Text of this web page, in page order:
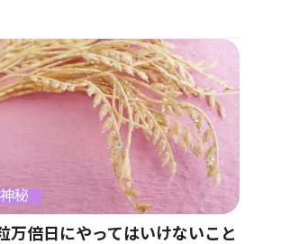
神秘
万倍日にやってはいけないこと